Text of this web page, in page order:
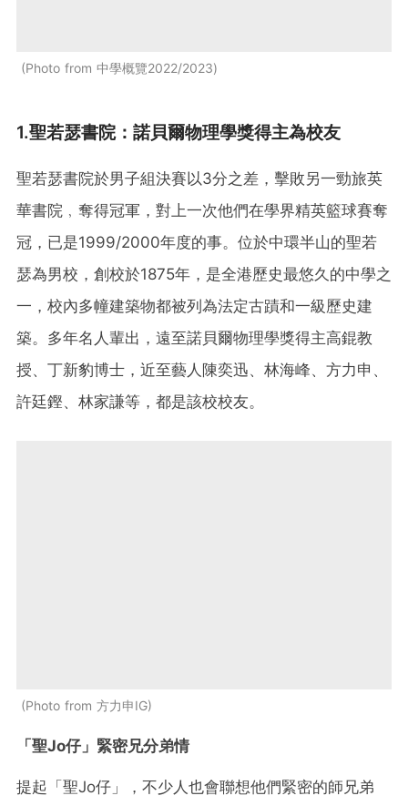
Photo from 中學概覽2022/2023
1.聖若瑟書院：諾貝爾物理學獎得主為校友
聖若瑟書院於男子組決賽以3分之差，擊敗另一勁旅英
華書院﹐奪得冠軍，對上一次他們在學界精英籃球賽奪
冠，已是1999/2000年度的事。位於中環半山的聖若
瑟為男校，創校於1875年，是全港歷史最悠久的中學之
一，校內多幢建築物都被列為法定古蹟和一級歷史建
築。多年名人輩出，遠至諾貝爾物理學獎得主高錕教
授、丁新豹博士，近至藝人陳奕迅、林海峰、方力申、
許廷鏗、林家謙等，都是該校校友。
Photo from 方力申IG
「聖Jo仔」緊密兄分弟情
提起「聖Jo仔」，不少人也會聯想他們緊密的師兄弟